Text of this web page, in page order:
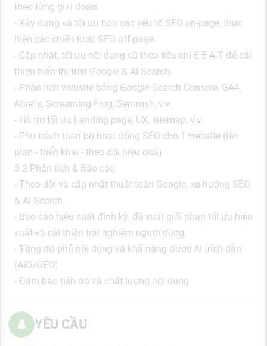
theo từng giai đoạn.
- Xây dựng và tối ưu hóa các yếu tố SEO on-page, thực
hiện các chiến lược SEO off-page.
- Cập nhật, tối ưu nội dung cũ theo tiêu chí E-E-A-T để cải
thiện hiển thị trên Google & AI Search.
- Phân tích website bằng Google Search Console, GA4,
Ahrefs, Screaming Frog, Semrush, v.v.
- Hỗ trợ tối ưu Landing page, UX, sitemap, v.v.
- Phụ trách toàn bộ hoạt động SEO cho 1 website (lên
plan - triển khai - theo dõi hiệu quả)
3.2 Phân tích & Báo cáo:
- Theo dõi và cập nhật thuật toán Google, xu hướng SEO
& AI Search.
- Báo cáo hiệu suất định kỳ, đề xuất giải pháp tối ưu hiệu
suất và cải thiện trải nghiệm người dùng.
- Tăng độ phủ nội dung và khả năng được AI trích dẫn
(AIO/GEO)
- Đảm bảo tiến độ và chất lượng nội dung
YÊU CẦU